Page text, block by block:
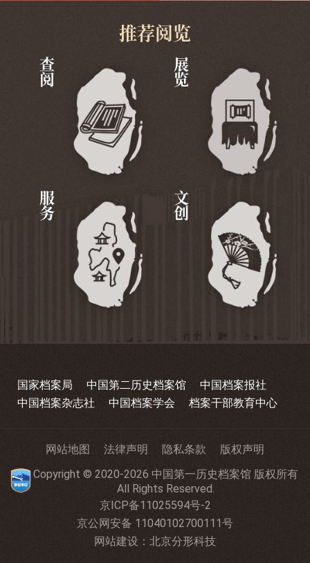
推荐阅览
查阅 展览
服务 文创
国家档案局 中国第二历史档案馆
中国档案报社
中国档案杂志社
中国档案学会 档案干部教育中心
网站地图 法律声明 隐私条款
版权声明
Copyright © 2020-2026 中国第一历史档案馆 版权所有
All Rights Reserved.
京ICP备11025594号-2
京公网安备 11040102700111号
网站建设 ： 北京分形科技